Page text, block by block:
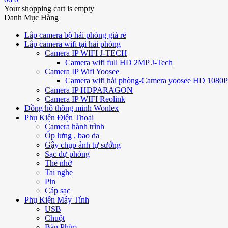
Your shopping cart is empty
Danh Mục Hàng
Lắp camera bộ hải phòng giá rẻ
Lắp camera wifi tại hải phòng
Camera IP WIFI J-TECH
Camera wifi full HD 2MP J-Tech
Camera IP Wifi Yoosee
Camera wifi hải phòng-Camera yoosee HD
Camera IP HDPARAGON
Camera IP WIFI Reolink
Đồng hồ thông minh Wonlex
Phụ Kiện Điện Thoại
Camera hành trình
Ốp lưng , bao da
Gậy chụp ảnh tự sướng
Sạc dự phòng
Thẻ nhớ
Tai nghe
Pin
Cáp sạc
Phụ Kiện Máy Tính
USB
Chuột